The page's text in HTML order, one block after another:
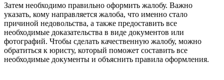
Затем необходимо правильно оформить жалобу. Важно
указать, кому направляется жалоба, что именно стало
причиной недовольства, а также предоставить все
необходимые доказательства в виде документов или
фотографий. Чтобы сделать качественную жалобу, можно
обратиться к юристу, который поможет составить все
необходимые документы и объяснить правила оформления.